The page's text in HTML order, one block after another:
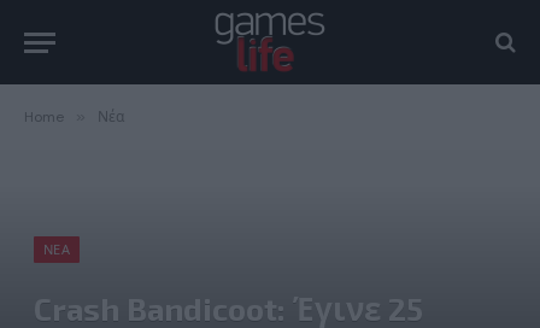
Home Νέα
ΝΈΑ
Crash Bandicoot: Έγινε 25